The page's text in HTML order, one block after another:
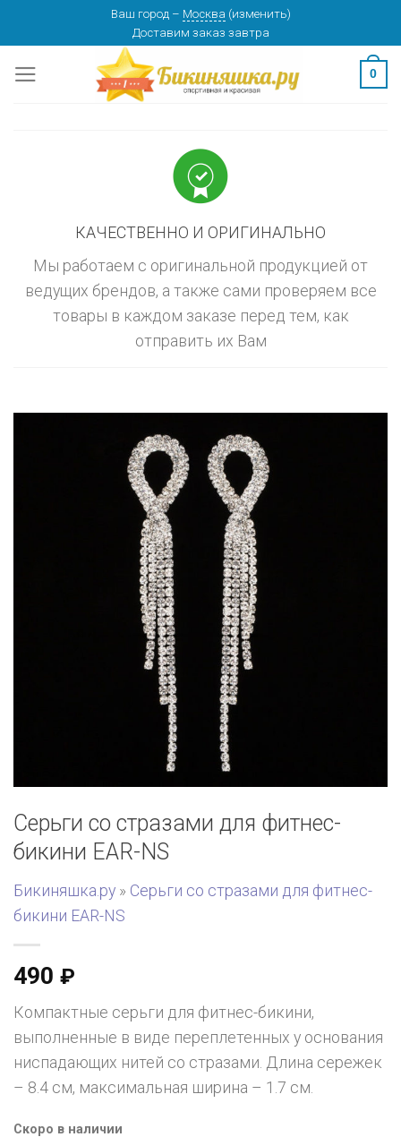
content
Ваш город – Москва (изменить)
Доставим заказ завтра
0
КАЧЕСТВЕННО И ОРИГИНАЛЬНО
Мы работаем с оригинальной продукцией от
ведущих брендов, а также сами проверяем все
товары в каждом заказе перед тем, как
отправить их Вам
Серьги со стразами для фитнес-
бикини EAR-NS
Бикиняшка.ру » Серьги со стразами для фитнес-
бикини EAR-NS
490 ₽
Компактные серьги для фитнес-бикини,
выполненные в виде переплетенных у основания
ниспадающих нитей со стразами. Длина сережек
– 8.4 см, максимальная ширина – 1.7 см.
Скоро в наличии
изменить